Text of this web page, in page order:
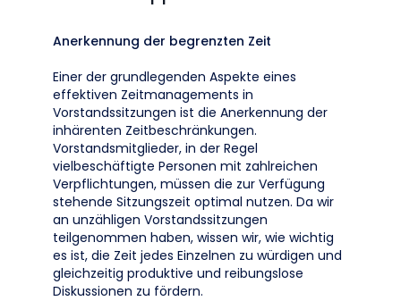
Anerkennung der begrenzten Zeit
Einer der grundlegenden Aspekte eines
effektiven Zeitmanagements in
Vorstandssitzungen ist die Anerkennung der
inhärenten Zeitbeschränkungen.
Vorstandsmitglieder, in der Regel
vielbeschäftigte Personen mit zahlreichen
Verpflichtungen, müssen die zur Verfügung
stehende Sitzungszeit optimal nutzen. Da wir
an unzähligen Vorstandssitzungen
teilgenommen haben, wissen wir, wie wichtig
es ist, die Zeit jedes Einzelnen zu würdigen und
gleichzeitig produktive und reibungslose
Diskussionen zu fördern.